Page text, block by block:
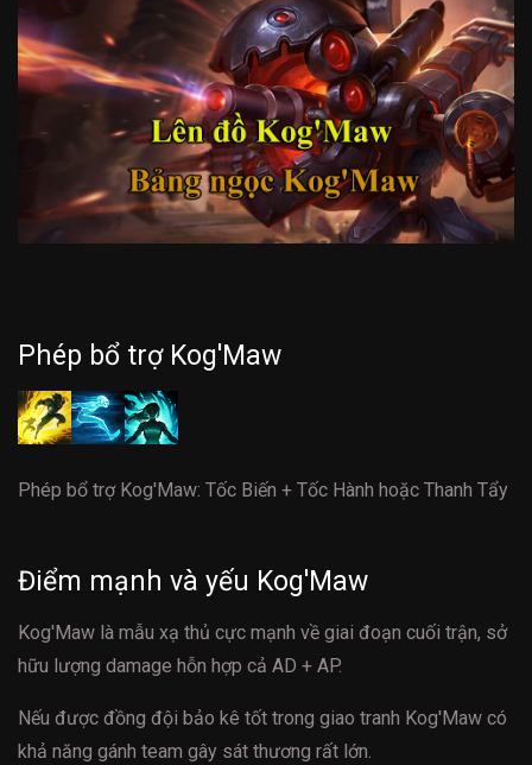
Phép bổ trợ Kog'Maw
Phép bổ trợ Kog'Maw: Tốc Biến + Tốc Hành hoặc Thanh Tẩy
Điểm mạnh và yếu Kog'Maw
Kog'Maw là mẫu xạ thủ cực mạnh về giai đoạn cuối trận, sở
hữu lượng damage hỗn hợp cả AD + AP.
Nếu được đồng đội bảo kê tốt trong giao tranh Kog'Maw có
khả năng gánh team gây sát thương rất lớn.